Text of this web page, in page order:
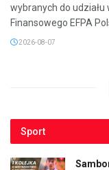
wybranych do
Finansowego EFPA
2026-08-07
Sport